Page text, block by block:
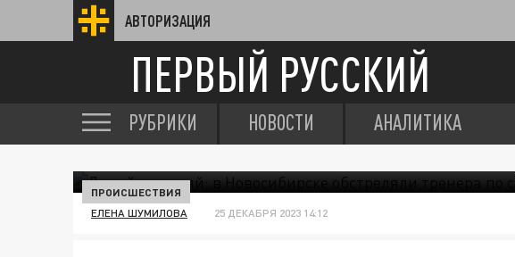
АВТОРИЗАЦИЯ
ПЕРВЫЙ РУССКИЙ
РУБРИКИ НОВОСТИ АНАЛИТИКА
ПРОИСШЕСТВИЯ
ЕЛЕНА ШУМИЛОВА 25 ДЕКАБРЯ 2023 14:12